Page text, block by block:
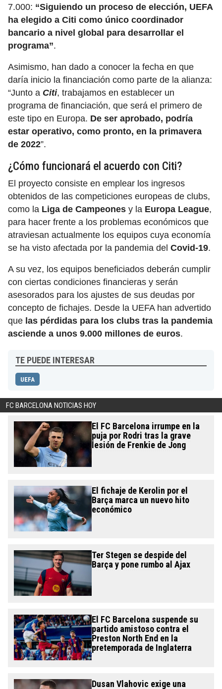
7.000: “Siguiendo un proceso de elección, UEFA
ha elegido a Citi como único coordinador
bancario a nivel global para desarrollar el
programa”.
Asimismo, han dado a conocer la fecha en que
daría inicio la financiación como parte de la alianza:
“Junto a Citi, trabajamos en establecer un
programa de financiación, que será el primero de
este tipo en Europa. De ser aprobado, podría
estar operativo, como pronto, en la primavera
de 2022”.
¿Cómo funcionará el acuerdo con Citi?
El proyecto consiste en emplear los ingresos
obtenidos de las competiciones europeas de clubs,
como la Liga de Campeones y la Europa League,
para hacer frente a los problemas económicos que
atraviesan actualmente los equipos cuya economía
se ha visto afectada por la pandemia del Covid-19.
A su vez, los equipos beneficiados deberán cumplir
con ciertas condiciones financieras y serán
asesorados para los ajustes de sus deudas por
concepto de fichajes. Desde la UEFA han advertido
que las pérdidas para los clubs tras la pandemia
asciende a unos 9.000 millones de euros.
TE PUEDE INTERESAR
UEFA
FC BARCELONA NOTICIAS HOY
El FC Barcelona irrumpe en la
puja por Rodri tras la grave
lesión de Frenkie de Jong
El fichaje de Kerolin por el
Barça marca un nuevo hito
económico
Ter Stegen se despide del
Barça y pone rumbo al Ajax
El FC Barcelona suspende su
partido amistoso contra el
Preston North End en la
pretemporada de Inglaterra
Dusan Vlahovic exige una